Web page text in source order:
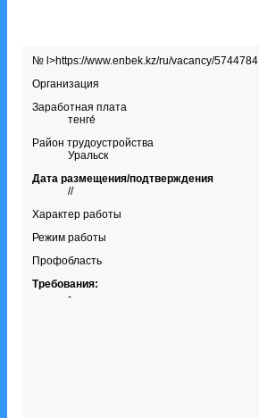
№ l>https://www.enbek.kz/ru/vacancy/5744784
Организация
Заработная плата
тенге́
Район трудоустройства
Уральск
Дата размещения/подтверждения
//
Характер работы
Режим работы
Профобласть
Требования:
-